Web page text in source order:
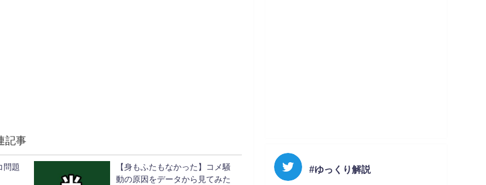
記事
問題
【身もふたもなかった】コメ騒
動の原因をデータから見てみた
#ゆっくり解説